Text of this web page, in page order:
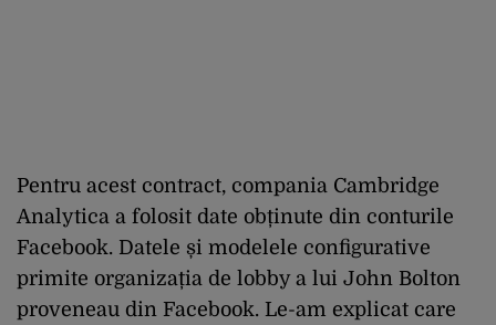
Pentru acest contract, compania Cambridge
Analytica a folosit date obținute din conturile
Facebook. Datele și modelele configurative
primite organizația de lobby a lui John Bolton
proveneau din Facebook. Le-am explicat care